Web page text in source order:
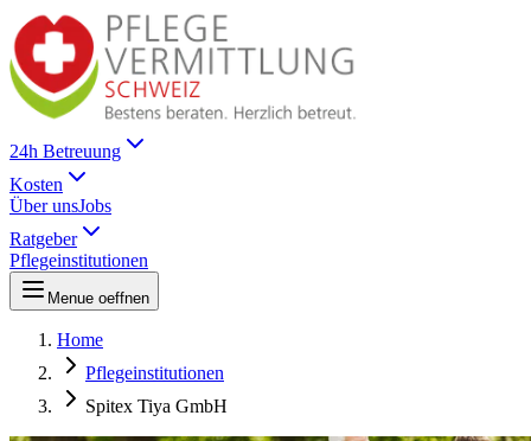
24h Betreuung
Kosten
Über unsJobs
Ratgeber
Pflegeinstitutionen
Menue oeffnen
Home
Pflegeinstitutionen
Spitex Tiya GmbH